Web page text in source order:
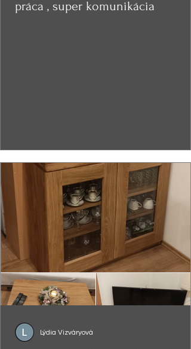
práca , super komunikácia
Lýdia Vizváryová